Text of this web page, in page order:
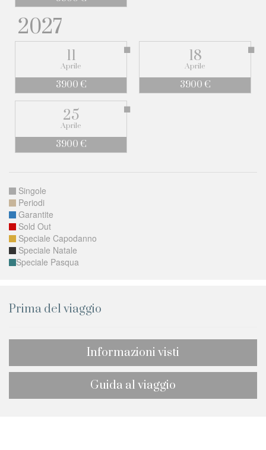
2027
11
Aprile
3900 €
18
Aprile
3900 €
25
Aprile
3900 €
Singole
Periodi
Garantite
Sold Out
Speciale Capodanno
Speciale Natale
Speciale Pasqua
Prima del viaggio
Informazioni visti
Guida al viaggio